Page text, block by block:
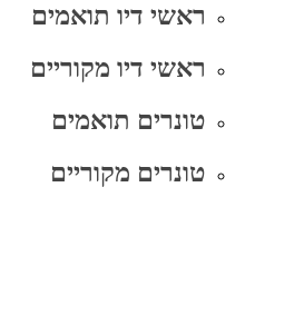
ראשי דיו תואמים
ראשי דיו מקוריים
טונרים תואמים
טונרים מקוריים